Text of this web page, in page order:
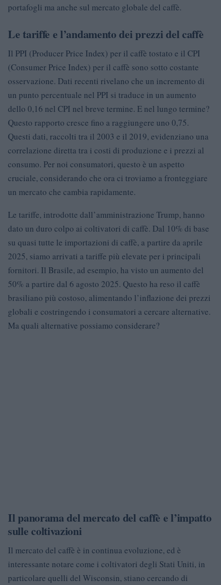
portafogli ma anche sul mercato globale del caffè.
Le tariffe e l’andamento dei prezzi del caffè
Il PPI (Producer Price Index) per il caffè tostato e il CPI
(Consumer Price Index) per il caffè sono sotto costante
osservazione. Dati recenti rivelano che un incremento di
un punto percentuale nel PPI si traduce in un aumento
dello 0,16 nel CPI nel breve termine. E nel lungo termine?
Questo rapporto cresce fino a raggiungere uno 0,75.
Questi dati, raccolti tra il 2003 e il 2019, evidenziano una
correlazione diretta tra i costi di produzione e i prezzi al
consumo. Per noi consumatori, questo è un aspetto
cruciale, considerando che ora ci troviamo a fronteggiare
un mercato che cambia rapidamente.
Le tariffe, introdotte dall’amministrazione Trump, hanno
dato un duro colpo ai coltivatori di caffè. Dal 10% di base
su quasi tutte le importazioni di caffè, a partire da aprile
2025, siamo arrivati a tariffe più elevate per i principali
fornitori. Il Brasile, ad esempio, ha visto un aumento del
50% a partire dal 6 agosto 2025. Questo ha reso il caffè
brasiliano più costoso, alimentando l’inflazione dei prezzi
globali e costringendo i consumatori a cercare alternative.
Ma quali alternative possiamo considerare?
Il panorama del mercato del caffè e l’impatto
sulle coltivazioni
Il mercato del caffè è in continua evoluzione, ed è
interessante notare come i coltivatori degli Stati Uniti, in
particolare quelli del Wisconsin, stiano cercando di